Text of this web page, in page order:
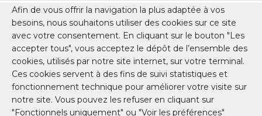
Afin de vous offrir la navigation la plus adaptée à vos
besoins, nous souhaitons utiliser des cookies sur ce site
avec votre consentement. En cliquant sur le bouton "Les
accepter tous", vous acceptez le dépôt de l’ensemble des
cookies, utilisés par notre site internet, sur votre terminal.
Ces cookies servent à des fins de suivi statistiques et
fonctionnement technique pour améliorer votre visite sur
notre site. Vous pouvez les refuser en cliquant sur
"Fonctionnels uniquement" ou "Voir les préférences"
[wppb-register form_name="inscription"
redirect_url="https://www.urps-med-idf.org/soiree-liberale-
dermatologie/soiree-liberale-de-dermatologie-v3/"]